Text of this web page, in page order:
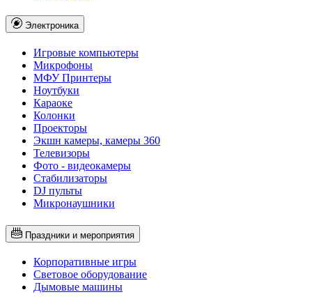
Электроника
Игровые компьютеры
Микрофоны
МФУ Принтеры
Ноутбуки
Караоке
Колонки
Проекторы
Экшн камеры, камеры 360
Телевизоры
Фото - видеокамеры
Стабилизаторы
DJ пульты
Микронаушники
Праздники и мероприятия
Корпоративные игры
Световое оборудование
Дымовые машины